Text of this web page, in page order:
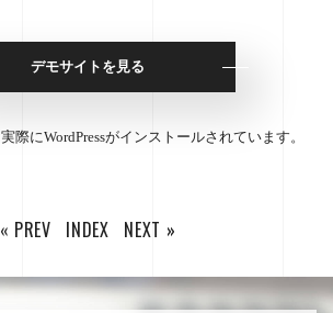
デモサイトを見る
際にWordPressがインストールされています。
« PREV INDEX NEXT »